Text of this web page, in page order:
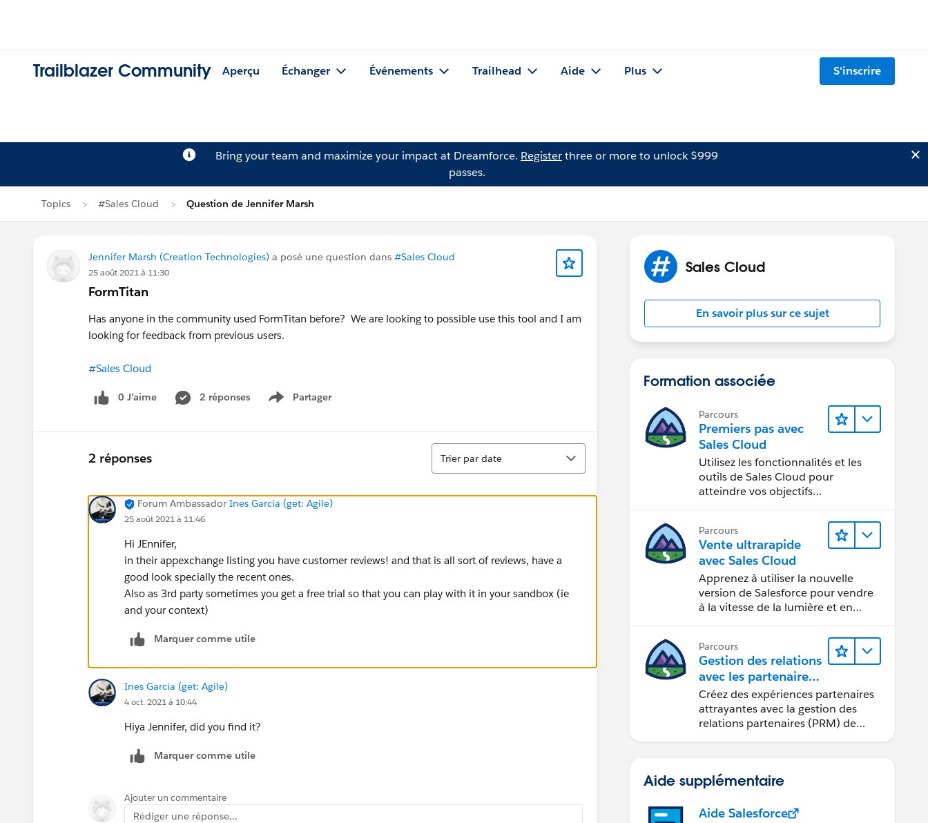
Trailblazer Community Aperçu Échanger Événements Trailhead Aide Plus S'inscrire
Bring your team and maximize your impact at Dreamforce. Registerthree or more to unlock $999
passes.
Topics #Sales Cloud Question de Jennifer Marsh
Jennifer Marsh (Creation Technologies) a posé une question dans #Sales Cloud
25 août 2021 à 11:30
FormTitan
Has anyone in the community used FormTitan before? We are looking to possible use this tool and I am
looking for feedback from previous users.
#Sales Cloud
0 J’aime 2 réponses Partager
Show menu
2 réponses
Tri
Trier par date
Forum Ambassador Ines Garcia (get: Agile)
25 août 2021 à 11:46
Hi JEnnifer,
in their appexchange listing you have customer reviews! and that is all sort of reviews, have a
good look specially the recent ones.
Also as 3rd party sometimes you get a free trial so that you can play with it in your sandbox (ie
and your context)
Marquer comme utile
Ines Garcia (get: Agile)
4 oct. 2021 à 10:44
Hiya Jennifer, did you find it?
Marquer comme utile
Ajouter un commentaire
Rédiger une réponse...
Sales Cloud
En savoir plus sur ce sujet
Formation associée
Parcours
Premiers pas avec
Sales Cloud
Utilisez les fonctionnalités et les
outils de Sales Cloud pour
atteindre vos objectifs
Parcours
Vente ultrarapide
avec Sales Cloud
Apprenez à utiliser la nouvelle
version de Salesforce pour vendre
à la vitesse de la lumière et en
Parcours
Gestion des relations
avec les partenaires
à l’aide de
Sales Cloud PRM
Créez des expériences partenaires
attrayantes avec la gestion des
relations partenaires (PRM) de
Aide supplémentaire
Aide Salesforce